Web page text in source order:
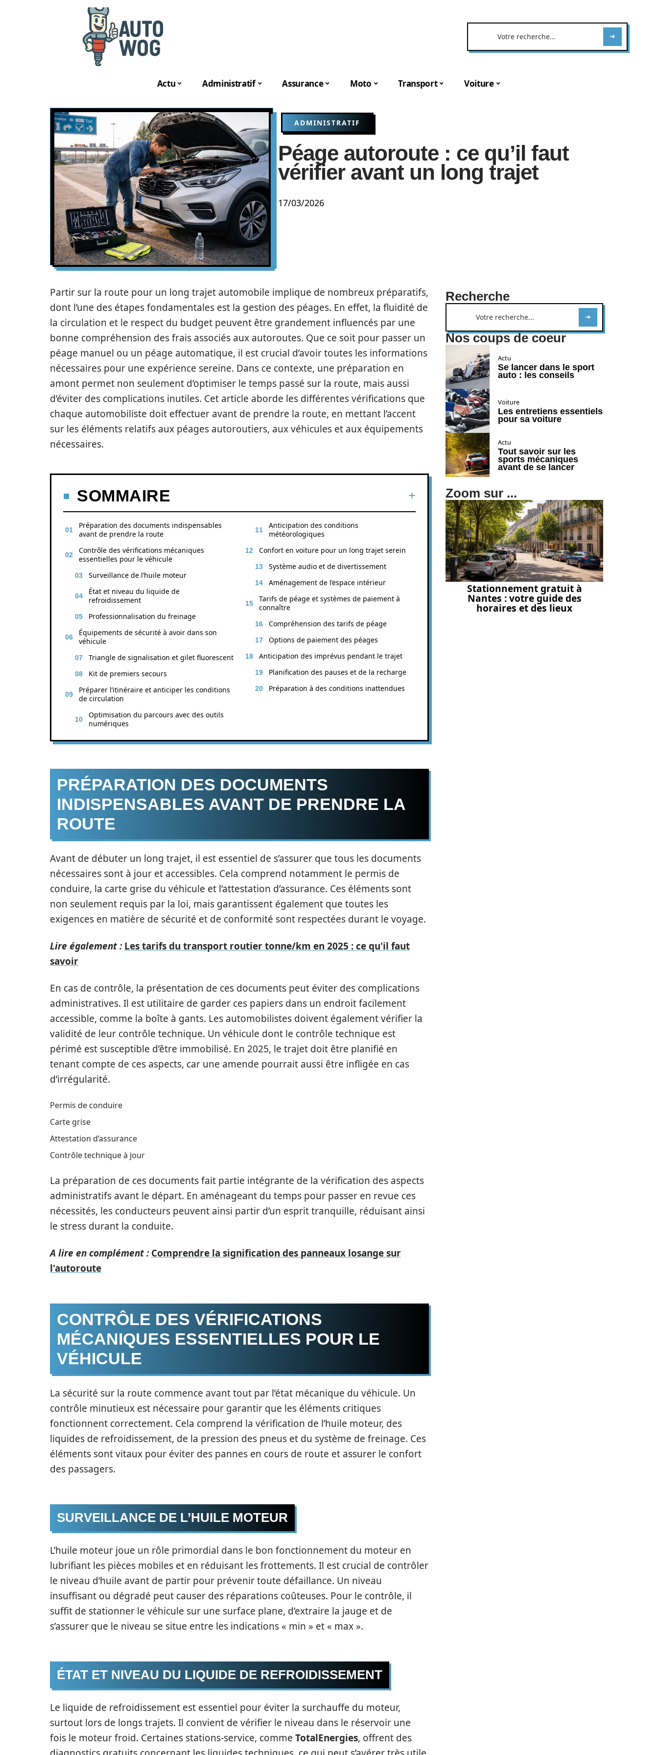
Actu Administratif Assurance Moto Transport Voiture
ADMINISTRATIF
Péage autoroute : ce qu’il faut
vérifier avant un long trajet
17/03/2026
Partir sur la route pour un long trajet automobile implique de nombreux préparatifs,
dont l’une des étapes fondamentales est la gestion des péages. En effet, la fluidité de
la circulation et le respect du budget peuvent être grandement influencés par une
bonne compréhension des frais associés aux autoroutes. Que ce soit pour passer un
péage manuel ou un péage automatique, il est crucial d’avoir toutes les informations
nécessaires pour une expérience sereine. Dans ce contexte, une préparation en
amont permet non seulement d’optimiser le temps passé sur la route, mais aussi
d’éviter des complications inutiles. Cet article aborde les différentes vérifications que
chaque automobiliste doit effectuer avant de prendre la route, en mettant l’accent
sur les éléments relatifs aux péages autoroutiers, aux véhicules et aux équipements
nécessaires.
SOMMAIRE
Préparation des documents indispensables
avant de prendre la route
Contrôle des vérifications mécaniques
essentielles pour le véhicule
Surveillance de l’huile moteur
État et niveau du liquide de
refroidissement
Professionnalisation du freinage
Équipements de sécurité à avoir dans son
véhicule
Triangle de signalisation et gilet fluorescent
Kit de premiers secours
Préparer l’itinéraire et anticiper les conditions
de circulation
Optimisation du parcours avec des outils
numériques
Anticipation des conditions
météorologiques
Confort en voiture pour un long trajet serein
Système audio et de divertissement
Aménagement de l’espace intérieur
Tarifs de péage et systèmes de paiement à
connaître
Compréhension des tarifs de péage
Options de paiement des péages
Anticipation des imprévus pendant le trajet
Planification des pauses et de la recharge
Préparation à des conditions inattendues
PRÉPARATION DES DOCUMENTS
INDISPENSABLES AVANT DE PRENDRE LA
ROUTE
Avant de débuter un long trajet, il est essentiel de s’assurer que tous les documents
nécessaires sont à jour et accessibles. Cela comprend notamment le permis de
conduire, la carte grise du véhicule et l’attestation d’assurance. Ces éléments sont
non seulement requis par la loi, mais garantissent également que toutes les
exigences en matière de sécurité et de conformité sont respectées durant le voyage.
Lire également : Les tarifs du transport routier tonne/km en 2025 : ce qu'il faut
savoir
En cas de contrôle, la présentation de ces documents peut éviter des complications
administratives. Il est utilitaire de garder ces papiers dans un endroit facilement
accessible, comme la boîte à gants. Les automobilistes doivent également vérifier la
validité de leur contrôle technique. Un véhicule dont le contrôle technique est
périmé est susceptible d’être immobilisé. En 2025, le trajet doit être planifié en
tenant compte de ces aspects, car une amende pourrait aussi être infligée en cas
d’irrégularité.
Permis de conduire
Carte grise
Attestation d’assurance
Contrôle technique à jour
La préparation de ces documents fait partie intégrante de la vérification des aspects
administratifs avant le départ. En aménageant du temps pour passer en revue ces
nécessités, les conducteurs peuvent ainsi partir d’un esprit tranquille, réduisant ainsi
le stress durant la conduite.
A lire en complément : Comprendre la signification des panneaux losange sur
l'autoroute
CONTRÔLE DES VÉRIFICATIONS
MÉCANIQUES ESSENTIELLES POUR LE
VÉHICULE
La sécurité sur la route commence avant tout par l’état mécanique du véhicule. Un
contrôle minutieux est nécessaire pour garantir que les éléments critiques
fonctionnent correctement. Cela comprend la vérification de l’huile moteur, des
liquides de refroidissement, de la pression des pneus et du système de freinage. Ces
éléments sont vitaux pour éviter des pannes en cours de route et assurer le confort
des passagers.
SURVEILLANCE DE L’HUILE MOTEUR
L’huile moteur joue un rôle primordial dans le bon fonctionnement du moteur en
lubrifiant les pièces mobiles et en réduisant les frottements. Il est crucial de contrôler
le niveau d’huile avant de partir pour prévenir toute défaillance. Un niveau
insuffisant ou dégradé peut causer des réparations coûteuses. Pour le contrôle, il
suffit de stationner le véhicule sur une surface plane, d’extraire la jauge et de
s’assurer que le niveau se situe entre les indications « min » et « max ».
ÉTAT ET NIVEAU DU LIQUIDE DE REFROIDISSEMENT
Le liquide de refroidissement est essentiel pour éviter la surchauffe du moteur,
surtout lors de longs trajets. Il convient de vérifier le niveau dans le réservoir une
fois le moteur froid. Certaines stations-service, comme TotalEnergies, offrent des
Recherche
Nos coups de coeur
Actu
Se lancer dans le sport
auto : les conseils
Voiture
Les entretiens essentiels
pour sa voiture
Actu
Tout savoir sur les
sports mécaniques
avant de se lancer
Zoom sur ...
Stationnement gratuit à
Nantes : votre guide des
horaires et des lieux